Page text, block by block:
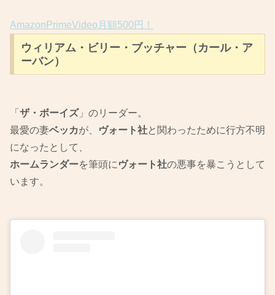
AmazonPrimeVideo月額500円！
ウィリアム・ビリー・ブッチャー（カール・ア
ーバン）
「 ザ・ボーイズ」のリーダー。
最愛の妻ベッカが、 ヴォート社と関わったために行方不明
になったとして、
ホームランダーを筆頭に ヴォート社の悪事を暴こうとして
います。